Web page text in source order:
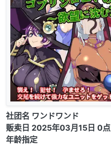
社团名 ワンドワンド
贩卖日 2025年03月15日 0点
年龄指定